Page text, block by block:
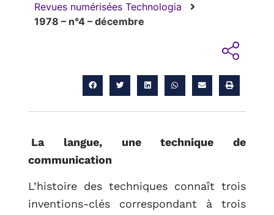
Revues numérisées Technologia
1978 – n°4 – décembre
La langue, une technique de
communication
L’histoire des techniques connaît trois
inventions-clés correspondant à trois